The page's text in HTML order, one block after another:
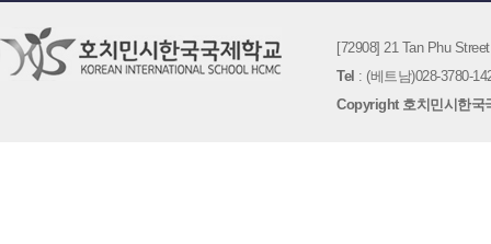
[72908] 21 Tan Phu
Tel : (베트남)028-3780-
Copyright 호치민시한국